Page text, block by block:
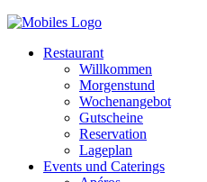
Restaurant
Willkommen
Morgenstund
Wochenangebot
Gutscheine
Reservation
Lageplan
Events und Caterings